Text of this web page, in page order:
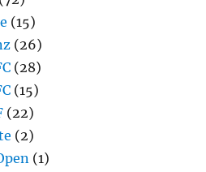
(15)
(26)
(28)
(15)
(22)
(2)
(1)